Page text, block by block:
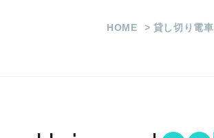
HOME 貸し切り電車